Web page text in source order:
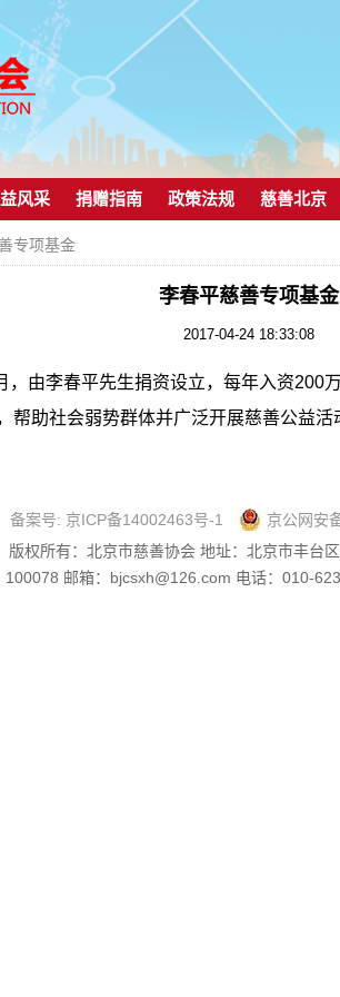
风采 捐赠指南 政策法规 慈善北京
专项基金
李春平慈善专项基金
2017-04-24 18:33:08
，由李春平先生捐资设立，每年入资200
助社会弱势群体并广泛开展慈善公益活
备案号: 京ICP备14002463号-1
京公网安
版权所有：北京市慈善协会 地址：北京市丰台
100078 邮箱：bjcsxh@126.com 电话：010-